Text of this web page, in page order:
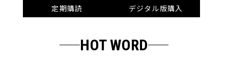
定期購読
デジタル版購入
HOT WORD